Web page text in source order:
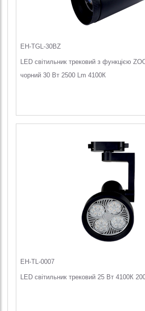
EH-TGL-30BZ
LED світильник трековий з функцією
чорний 30 Вт 2500 Lm 4100К
EH-TL-0007
LED світильник трековий 25 Вт 4100К